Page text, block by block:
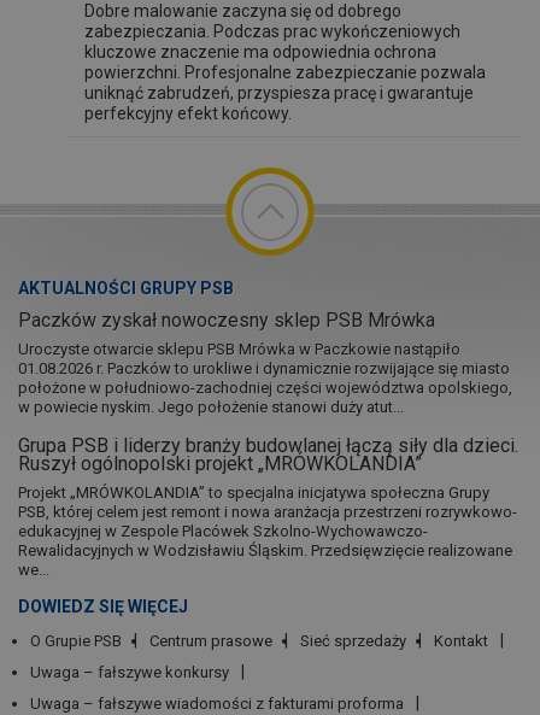
Dobre malowanie zaczyna się od dobrego
zabezpieczania. Podczas prac wykończeniowych
kluczowe znaczenie ma odpowiednia ochrona
powierzchni. Profesjonalne zabezpieczanie pozwala
uniknąć zabrudzeń, przyspiesza pracę i gwarantuje
perfekcyjny efekt końcowy.
AKTUALNOŚCI GRUPY PSB
Paczków zyskał nowoczesny sklep PSB Mrówka
Uroczyste otwarcie sklepu PSB Mrówka w Paczkowie nastąpiło
01.08.2026 r. Paczków to urokliwe i dynamicznie rozwijające się miasto
położone w południowo-zachodniej części województwa opolskiego,
w powiecie nyskim. Jego położenie stanowi duży atut...
Grupa PSB i liderzy branży budowlanej łączą siły dla dzieci.
Ruszył ogólnopolski projekt „MRÓWKOLANDIA”
Projekt „MRÓWKOLANDIA” to specjalna inicjatywa społeczna Grupy
PSB, której celem jest remont i nowa aranżacja przestrzeni rozrywkowo-
edukacyjnej w Zespole Placówek Szkolno-Wychowawczo-
Rewalidacyjnych w Wodzisławiu Śląskim. Przedsięwzięcie realizowane
we...
DOWIEDZ SIĘ WIĘCEJ
O Grupie PSB Centrum prasowe Sieć sprzedaży
Kontakt
Uwaga – fałszywe konkursy
Uwaga – fałszywe wiadomości z fakturami proforma